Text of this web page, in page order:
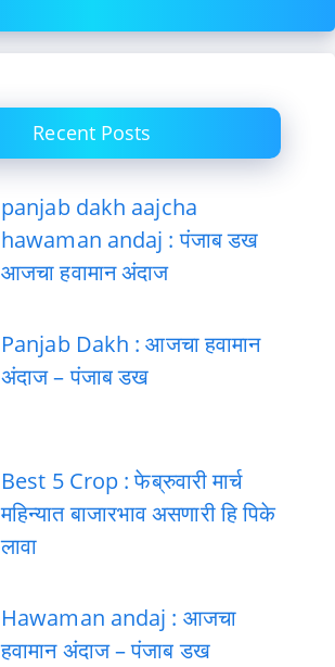
Recent Posts
panjab dakh aajcha
hawaman andaj : पंजाब डख
आजचा हवामान अंदाज
Panjab Dakh : आजचा हवामान
अंदाज – पंजाब डख
Best 5 Crop : फेब्रुवारी मार्च
महिन्यात बाजारभाव असणारी हि पिके
लावा
Hawaman andaj : आजचा
हवामान अंदाज – पंजाब डख